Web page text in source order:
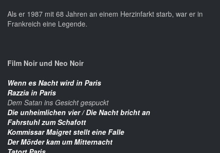
Als er 1987 mit 68 Jahren an einem Herzinfarkt starb, war er in
Frankreich eine Legende.
Film Noir und Neo Noir
Wenn es Nacht wird in Paris
Razzia in Paris
Dem Satan ins Gesicht gespuckt
Die unheimlichen vier / Die Nacht bricht an
Fahrstuhl zum Schafott
Kommissar Maigret stellt eine Falle
Der Mörder kam um Mitternacht